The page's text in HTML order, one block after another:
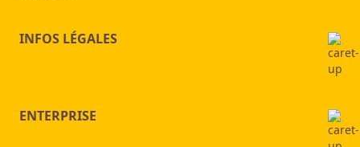
INFOS LÉGALES
ENTERPRISE